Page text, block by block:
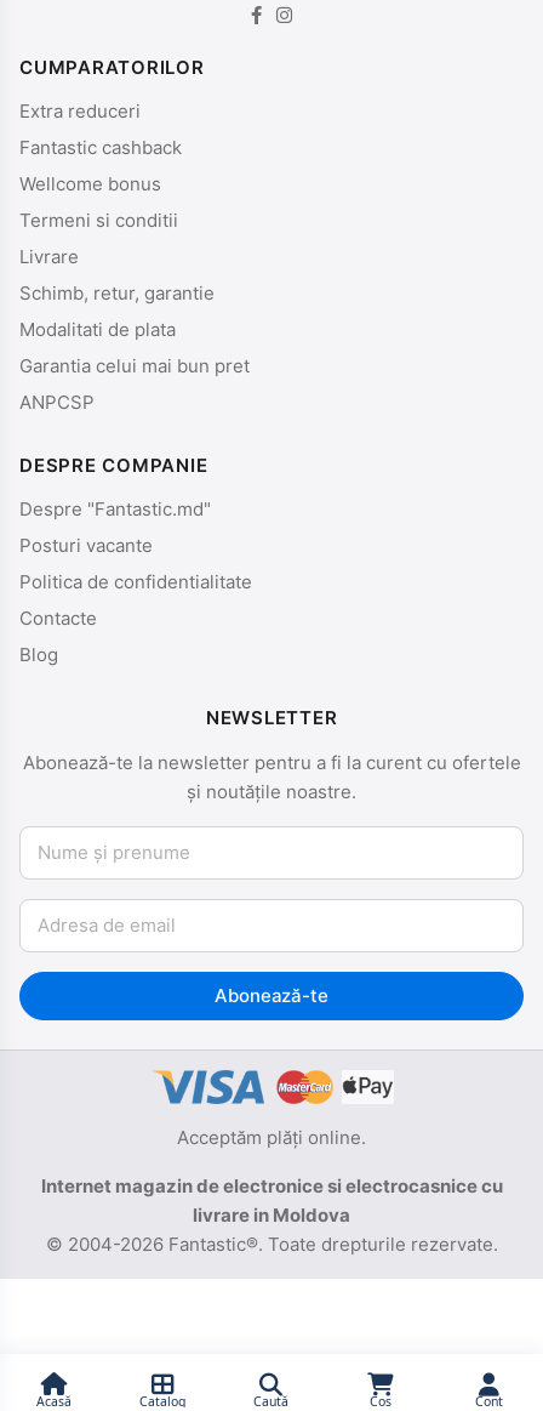
Acasă Catalog Caută Coș Cont
CUMPARATORILOR
Extra reduceri
Fantastic cashback
Wellcome bonus
Termeni si conditii
Livrare
Schimb, retur, garantie
Modalitati de plata
Garantia celui mai bun pret
ANPCSP
DESPRE COMPANIE
Despre "Fantastic.md"
Posturi vacante
Politica de confidentialitate
Contacte
Blog
NEWSLETTER
Abonează-te la newsletter pentru a fi la curent cu ofertele
și noutățile noastre.
Nume și prenume
Email
Abonează-te
Acceptăm plăți online.
Internet magazin de electronice si electrocasnice cu
livrare in Moldova
© 2004-2026 Fantastic®. Toate drepturile rezervate.